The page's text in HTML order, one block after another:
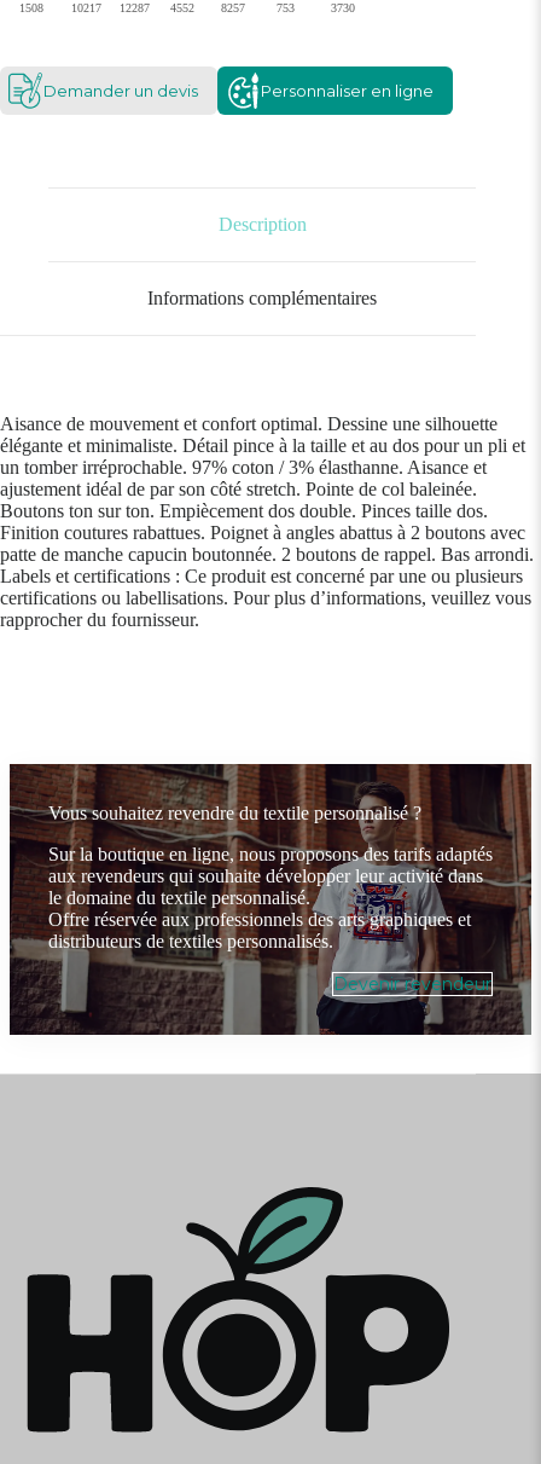
1508 10217 12287 4552 8257 753 3730
Demander un devis Personnaliser en ligne
Description
Informations complémentaires
Aisance de mouvement et confort optimal. Dessine une silhouette
élégante et minimaliste. Détail pince à la taille et au dos pour un pli et
un tomber irréprochable. 97% coton / 3% élasthanne. Aisance et
ajustement idéal de par son côté stretch. Pointe de col baleinée.
Boutons ton sur ton. Empiècement dos double. Pinces taille dos.
Finition coutures rabattues. Poignet à angles abattus à 2 boutons avec
patte de manche capucin boutonnée. 2 boutons de rappel. Bas arrondi.
Labels et certifications : Ce produit est concerné par une ou plusieurs
certifications ou labellisations. Pour plus d’informations, veuillez vous
rapprocher du fournisseur.
Vous souhaitez revendre du textile personnalisé ?
Sur la boutique en ligne, nous proposons des tarifs adaptés
aux revendeurs qui souhaite développer leur activité dans
le domaine du textile personnalisé.
Offre réservée aux professionnels des arts graphiques et
distributeurs de textiles personnalisés.
Devenir revendeur